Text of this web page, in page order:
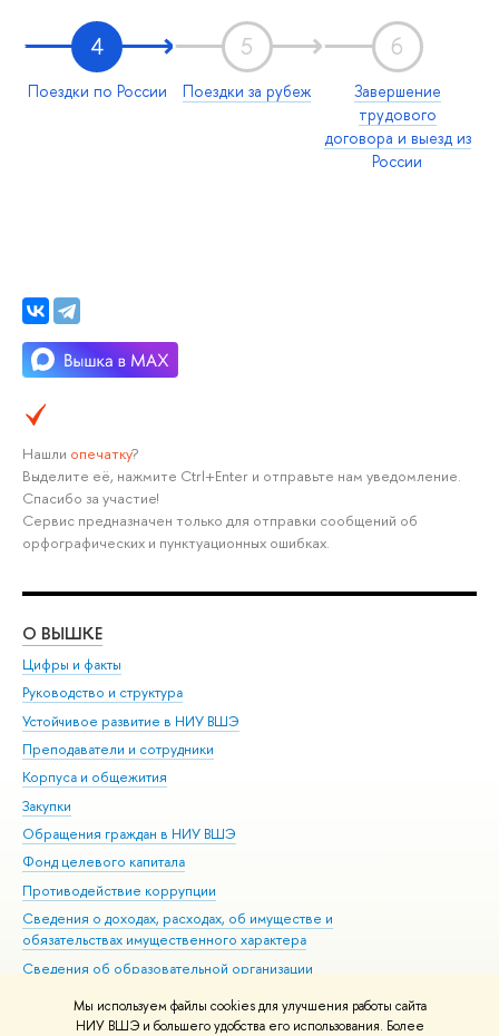
Мы используем файлы cookies для улучшения работы сайта
НИУ ВШЭ и большего удобства его использования. Более
4
Поездки по России
5
Поездки за рубеж
6
Завершение
трудового
договора и выезд из
России
Нашли опечатку?
Выделите её, нажмите Ctrl+Enter и отправьте нам уведомление.
Спасибо за участие!
Сервис предназначен только для отправки сообщений об
орфографических и пунктуационных ошибках.
О ВЫШКЕ
Цифры и факты
Руководство и структура
Устойчивое развитие в НИУ ВШЭ
Преподаватели и сотрудники
Корпуса и общежития
Закупки
Обращения граждан в НИУ ВШЭ
Фонд целевого капитала
Противодействие коррупции
Сведения о доходах, расходах, об имуществе и
обязательствах имущественного характера
Сведения об образовательной организации
Людям с ограниченными возможностями здоровья
Единая платежная страница